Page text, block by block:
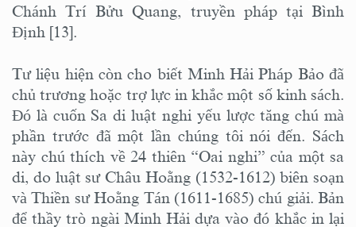
Chánh Trí Bửu Quang, truyền pháp tại Bình
Định [13].
Tư liệu hiện còn cho biết Minh Hải Pháp Bảo đã
chủ trương hoặc trợ lực in khắc một số kinh sách.
Đó là cuốn Sa di luật nghi yếu lược tăng chú mà
phần trước đã một lần chúng tôi nói đến. Sách
này chú thích về 24 thiên “Oai nghi” của một sa
di, do luật sư Châu Hoằng (1532-1612) biên soạn
và Thiền sư Hoằng Tán (1611-1685) chú giải. Bản
để thầy trò ngài Minh Hải dựa vào đó khắc in lại